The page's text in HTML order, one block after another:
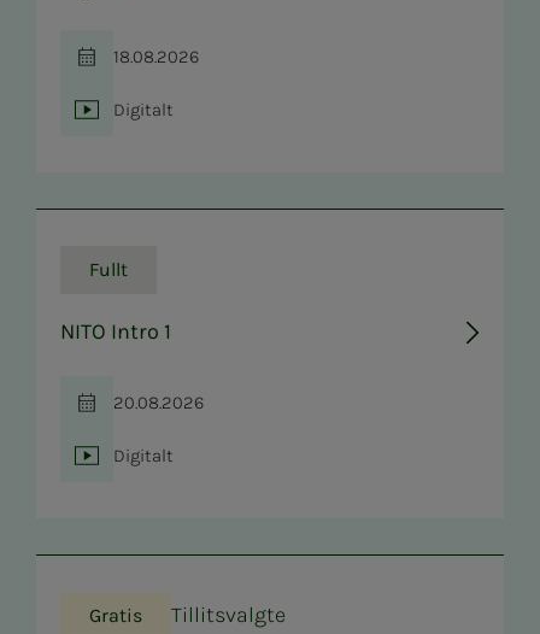
Tid
18.08.2026
Sted
Digitalt
Fullt
NITO Intro 1
Tid
20.08.2026
Sted
Digitalt
Gratis Tillitsvalgte